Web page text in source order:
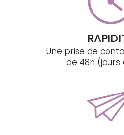
Une prise de
de 48h (jours